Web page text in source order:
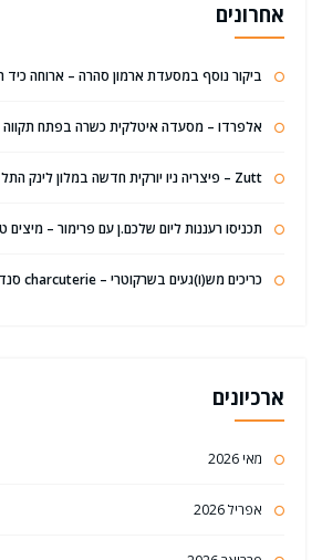
אחרונים
ביקור נוסף במסעדת ארמון סהרה – ארוחה כיד
אלפרדו – מסעדה איטלקית כשרה בפתח תקווה
Zutt – פיצריה ניו יורקית חדשה במלון לינק התל אביבי
תכניסו רעננות ליום שלכם.ן עם פרימור – מיצים
כריכים מש(ו)געים בשרקוטרי – charcuterie סנדוויץ' בר – תל אביב
ארכיונים
מאי 2026
אפריל 2026